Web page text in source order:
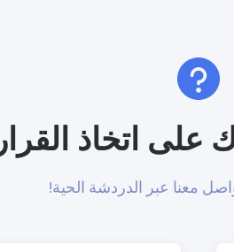
اتخاذ
معنا عبر الدردشة الحية!